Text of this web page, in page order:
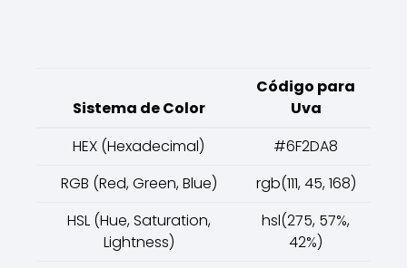
Sistema de Color
Código para
Uva
HEX (Hexadecimal)
#6F2DA8
RGB (Red, Green, Blue)
rgb(111, 45, 168)
HSL (Hue, Saturation,
Lightness)
hsl(275, 57%,
42%)